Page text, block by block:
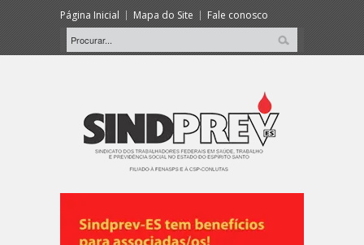
Página Inicial Mapa do Site Fale conosco